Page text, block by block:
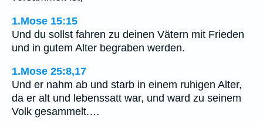
1.Mose 15:15
Und du sollst fahren zu deinen Vätern mit Frieden
und in gutem Alter begraben werden.
1.Mose 25:8,17
Und er nahm ab und starb in einem ruhigen Alter,
da er alt und lebenssatt war, und ward zu seinem
Volk gesammelt.…